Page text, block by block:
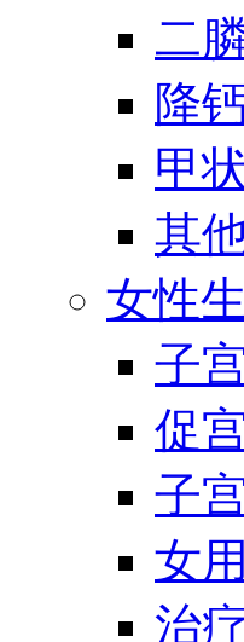
二
降
甲
其
女性
子
促
子
女
治